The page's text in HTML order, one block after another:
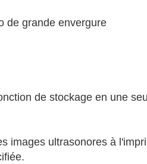
de grande envergure
de stockage en une
images ultrasonores à